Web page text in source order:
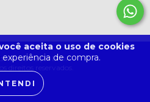
aceita o uso de cookies
experiência de compra.
Peças LTDA -
direitos reservados.